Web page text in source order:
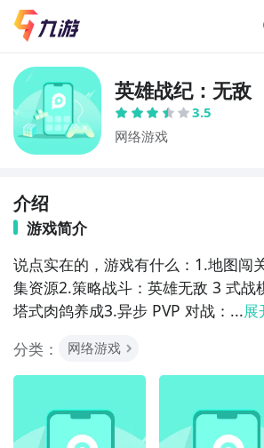
英雄战纪：无敌
3.5
网络游戏
介绍
游戏简介
说点实在的，游戏有什么：1.地图闯
集资源2.策略战斗：英雄无敌 3 式战
塔式肉鸽养成3.异步 PVP 对战：...展
分类：
网络游戏